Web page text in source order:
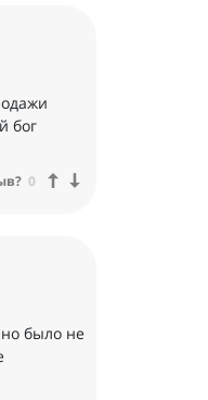
бог
0
было не